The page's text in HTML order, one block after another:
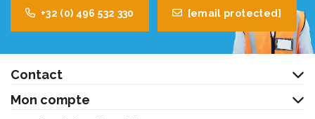
+32 (0) 496 532 330 [email protected]
Contact
Mon compte